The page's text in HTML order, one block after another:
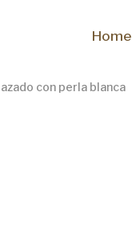
Home
con perla blanca